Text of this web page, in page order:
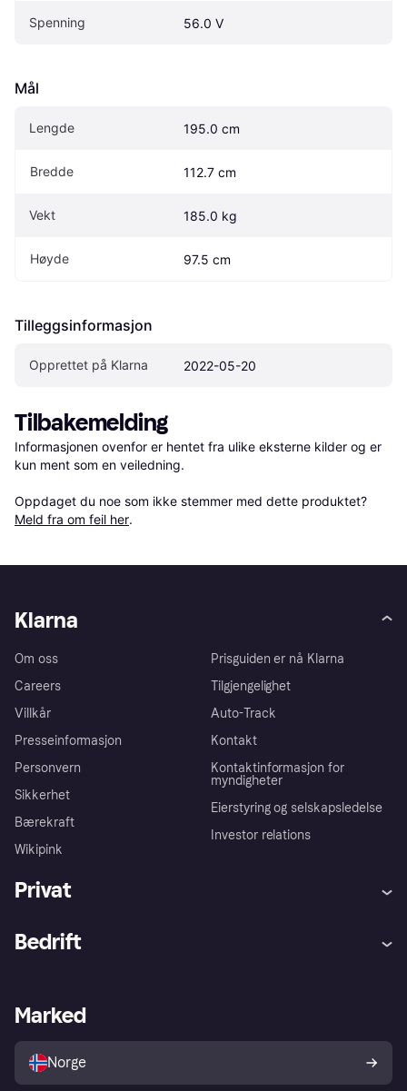
Spenning 56.0 V
Mål
Lengde 195.0 cm
Bredde 112.7 cm
Vekt 185.0 kg
Høyde 97.5 cm
Tilleggsinformasjon
Opprettet på Klarna 2022-05-20
Tilbakemelding
Informasjonen ovenfor er hentet fra ulike eksterne kilder og er
kun ment som en veiledning.
Oppdaget du noe som ikke stemmer med dette produktet?
Meld fra om feil her.
Klarna
Om oss
Careers
Villkår
Presseinformasjon
Personvern
Sikkerhet
Bærekraft
Wikipink
Prisguiden er nå Klarna
Tilgjengelighet
Auto-Track
Kontakt
Kontaktinformasjon for
myndigheter
Eierstyring og selskapsledelse
Investor relations
Privat
Utforsk butikker
Bedrift
Merchant portal
Marked
Norge